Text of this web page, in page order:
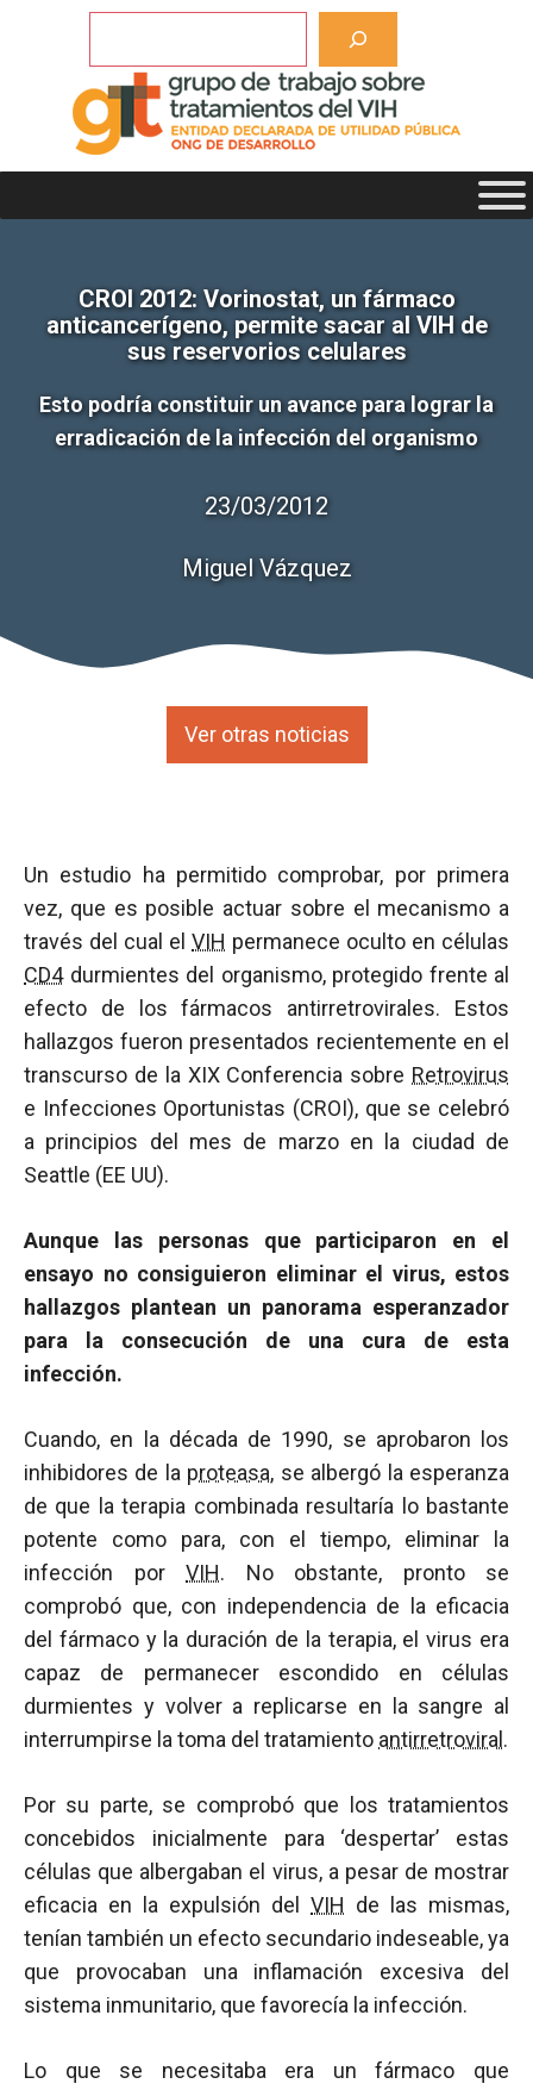
CROI 2012: Vorinostat, un fármaco
anticancerígeno, permite sacar al VIH de
sus reservorios celulares
Esto podría constituir un avance para lograr la
erradicación de la infección del organismo
23/03/2012
Miguel Vázquez
Ver otras noticias
Un estudio ha permitido comprobar, por primera
vez, que es posible actuar sobre el mecanismo a
través del cual el VIH permanece oculto en células
CD4durmientes del organismo, protegido frente al
efecto de los fármacos antirretrovirales. Estos
hallazgos fueron presentados recientemente en el
transcurso de la XIX Conferencia sobre Retrovirus
e Infecciones Oportunistas (CROI), que se celebró
a principios del mes de marzo en la ciudad de
Seattle (EE UU).
Aunque las personas que participaron en el
ensayo no consiguieron eliminar el virus, estos
hallazgos plantean un panorama esperanzador
para la consecución de una cura de esta
infección.
Cuando, en la década de 1990, se aprobaron los
inhibidores de la proteasa, se albergó la esperanza
de que la terapia combinada resultaría lo bastante
potente como para, con el tiempo, eliminar la
infección por VIH. No obstante, pronto se
comprobó que, con independencia de la eficacia
del fármaco y la duración de la terapia, el virus era
capaz de permanecer escondido en células
durmientes y volver a replicarse en la sangre al
interrumpirse la toma del tratamiento antirretroviral .
Por su parte, se comprobó que los tratamientos
concebidos inicialmente para ‘despertar’ estas
células que albergaban el virus, a pesar de mostrar
eficacia en la expulsión del VIH de las mismas,
tenían también un efecto secundario indeseable, ya
que provocaban una inflamación excesiva del
sistema inmunitario, que favorecía la infección.
Lo que se necesitaba era un fármaco que